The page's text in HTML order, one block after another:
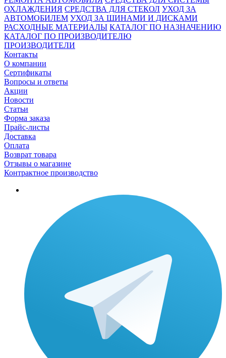
ОХЛАЖДЕНИЯ СРЕДСТВА ДЛЯ СТЕКОЛ УХОД ЗА
АВТОМОБИЛЕМ УХОД ЗА ШИНАМИ И ДИСКАМИ
РАСХОДНЫЕ МАТЕРИАЛЫ КАТАЛОГ ПО НАЗНАЧЕНИЮ
КАТАЛОГ ПО ПРОИЗВОДИТЕЛЮ
ПРОИЗВОДИТЕЛИ
Контакты
О компании
Сертификаты
Вопросы и ответы
Акции
Новости
Статьи
Форма заказа
Прайс-листы
Доставка
Оплата
Возврат товара
Отзывы о магазине
Контрактное производство